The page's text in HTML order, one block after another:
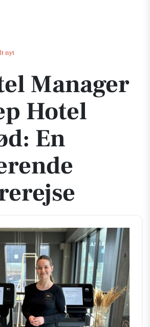
nyt
til Zleep Hotel Hillerød: En inspirerende
Manager
Hotel
En